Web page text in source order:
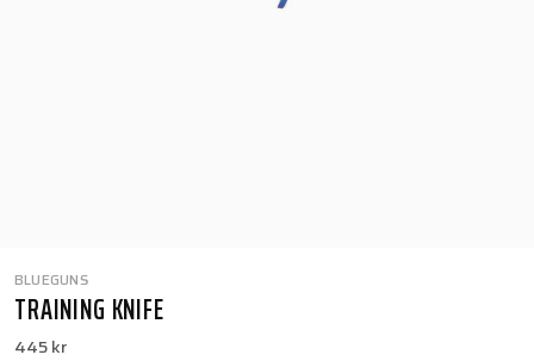
BLUEGUNS
TRAINING KNIFE
445 kr